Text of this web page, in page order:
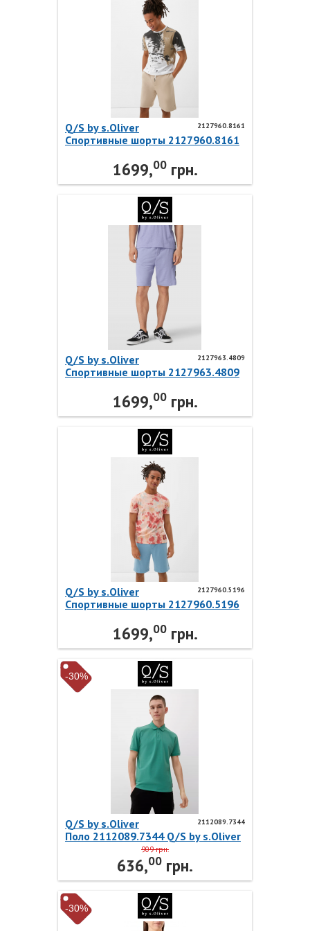
2127960.8161
Q/S by s.Oliver
Спортивные шорты 2127960.8161
1699,00грн.
2127963.4809
Q/S by s.Oliver
Спортивные шорты 2127963.4809
1699,00грн.
2127960.5196
Q/S by s.Oliver
Спортивные шорты 2127960.5196
1699,00грн.
-30%
2112089.7344
Q/S by s.Oliver
Поло 2112089.7344 Q/S by s.Oliver
909 грн.
636,00 грн.
-30%